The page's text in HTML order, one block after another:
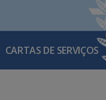
CARTAS DE SERVIÇOS